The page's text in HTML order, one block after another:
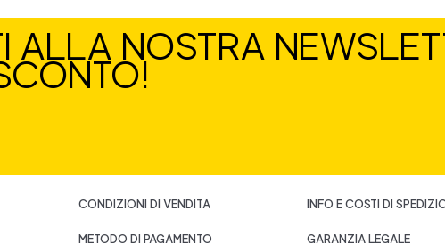
ALLA NOSTRA
CONDIZIONI DI VENDITA
METODO DI PAGAMENTO
INFO E COSTI DI
GARANZIA LEGALE